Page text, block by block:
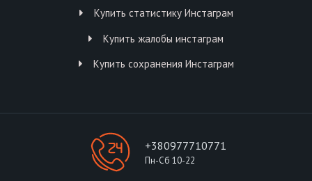
Купить статистику Инстаграм
Купить жалобы инстаграм
Купить сохранения Инстаграм
+380977710771
Пн-Сб 10-22